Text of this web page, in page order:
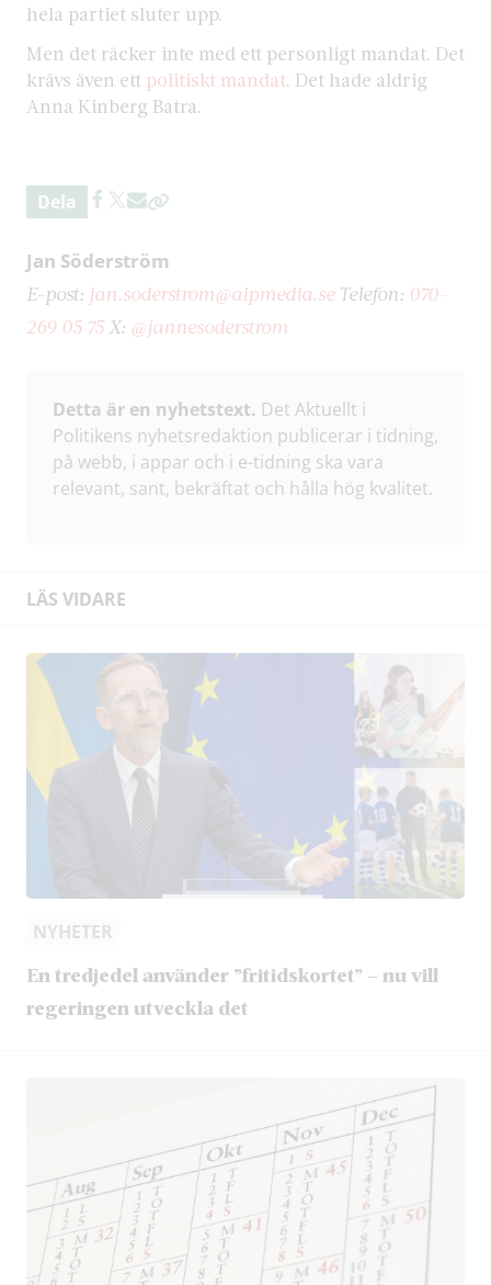
hela partiet sluter upp.
Men det räcker inte med ett personligt mandat. Det
krävs även ett politiskt mandat. Det hade aldrig
Anna Kinberg Batra.
Dela
Jan Söderström
E-post: jan.soderstrom@aipmedia.seTelefon: 070-
269 05 75 X: @jannesoderstrom
Detta är en nyhetstext. Det Aktuellt i
Politikens nyhetsredaktion publicerar i tidning,
på webb, i appar och i e-tidning ska vara
relevant, sant, bekräftat och hålla hög kvalitet.
LÄS VIDARE
NYHETER
En tredjedel använder ”fritidskortet” – nu vill
regeringen utveckla det